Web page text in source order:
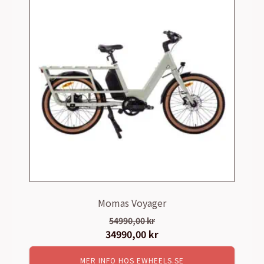
Momas Voyager
54990,00kr
Det
ursprungliga
34990,00 kr
nuvarande
MER INFO HOS EWHEELS.SE